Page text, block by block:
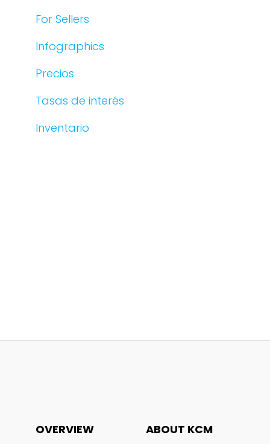
For Sellers
Infographics
Precios
Tasas de interés
Inventario
OVERVIEW ABOUT KCM